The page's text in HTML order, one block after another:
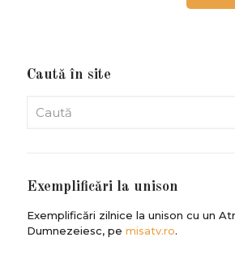
Caută în site
Exemplificări la unison
Exemplificări zilnice la unison cu un
Dumnezeiesc, pe misatv.ro.